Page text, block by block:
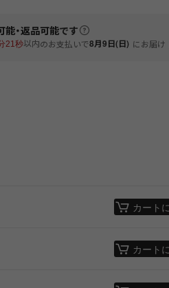
・返品可能です
20秒以内のお支払いで8月9日(日) にお届け
カート
カート